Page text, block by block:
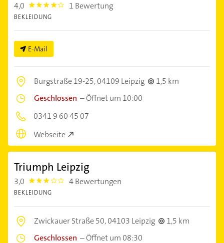
4,0 4.0 1 Bewertung
BEKLEIDUNG
E-Mail
Burgstraße 19-25,04109 Leipzig
1,5 km
Geschlossen –Öffnet um 10:00
0341 9 60 45 07
Webseite
Triumph Leipzig
3,0 3.0 4 Bewertungen
BEKLEIDUNG
Zwickauer Straße 50,04103 Leipzig
1,5 km
Geschlossen –Öffnet um 08:30